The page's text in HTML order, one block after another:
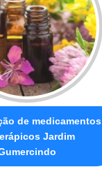
de medicamentos
Jardim